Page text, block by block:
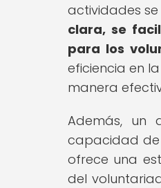
actividades
clara, se
para los
eficiencia en
manera
Además, un
capacidad de
ofrece una
del